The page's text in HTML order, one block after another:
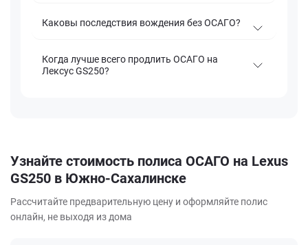
Каковы последствия вождения без ОСАГО?
Когда лучше всего продлить ОСАГО на
Лексус GS250?
Узнайте стоимость полиса ОСАГО на Lexus
GS250 в Южно-Сахалинске
Рассчитайте предварительную цену и оформляйте полис
онлайн, не выходя из дома